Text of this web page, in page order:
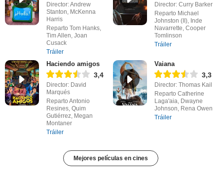
Director: Andrew
Stanton, McKenna
Harris
Reparto Tom Hanks,
Tim Allen, Joan
Cusack
Tráiler
Director: Curry Barker
Reparto Michael
Johnston (II), Inde
Navarrette, Cooper
Tomlinson
Tráiler
Haciendo amigos
3,4
Director: David
Marqués
Reparto Antonio
Resines, Quim
Gutiérrez, Megan
Montaner
Tráiler
Vaiana
3,3
Director: Thomas Kail
Reparto Catherine
Laga'aia, Dwayne
Johnson, Rena Owen
Tráiler
Mejores películas en cines